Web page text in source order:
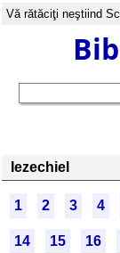
Vă rătăciţi neştiind
Iezechiel
1 2 3 4
14 15 16